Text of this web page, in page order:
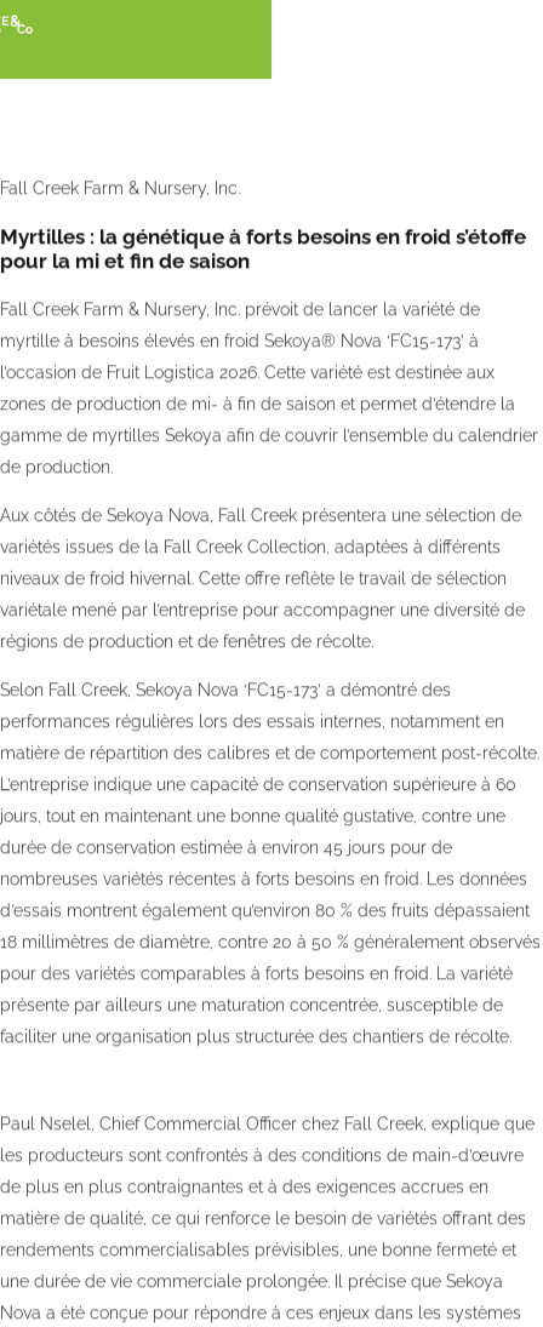
Fall Creek Farm & Nursery, Inc.
Myrtilles : la génétique à forts besoins en froid s’étoffe
pour la mi et fin de saison
Fall Creek Farm & Nursery, Inc. prévoit de lancer la variété de
myrtille à besoins élevés en froid Sekoya® Nova ‘FC15-173’ à
l’occasion de Fruit Logistica 2026. Cette variété est destinée aux
zones de production de mi- à fin de saison et permet d’étendre la
gamme de myrtilles Sekoya afin de couvrir l’ensemble du calendrier
de production.
Aux côtés de Sekoya Nova, Fall Creek présentera une sélection de
variétés issues de la Fall Creek Collection, adaptées à différents
niveaux de froid hivernal. Cette offre reflète le travail de sélection
variétale mené par l’entreprise pour accompagner une diversité de
régions de production et de fenêtres de récolte.
Selon Fall Creek, Sekoya Nova ‘FC15-173’ a démontré des
performances régulières lors des essais internes, notamment en
matière de répartition des calibres et de comportement post-récolte.
L’entreprise indique une capacité de conservation supérieure à 60
jours, tout en maintenant une bonne qualité gustative, contre une
durée de conservation estimée à environ 45 jours pour de
nombreuses variétés récentes à forts besoins en froid. Les données
d’essais montrent également qu’environ 80 % des fruits dépassaient
18 millimètres de diamètre, contre 20 à 50 % généralement observés
pour des variétés comparables à forts besoins en froid. La variété
présente par ailleurs une maturation concentrée, susceptible de
faciliter une organisation plus structurée des chantiers de récolte.
Paul Nselel, Chief Commercial Officer chez Fall Creek, explique que
les producteurs sont confrontés à des conditions de main-d’œuvre
de plus en plus contraignantes et à des exigences accrues en
matière de qualité, ce qui renforce le besoin de variétés offrant des
rendements commercialisables prévisibles, une bonne fermeté et
une durée de vie commerciale prolongée. Il précise que Sekoya
Nova a été conçue pour répondre à ces enjeux dans les systèmes